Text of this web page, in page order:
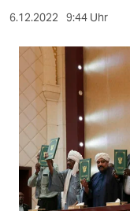
berlin
nord
wahrheit
verlag
verlag
veranstaltungen
6.12.2022 9:44 Uhr